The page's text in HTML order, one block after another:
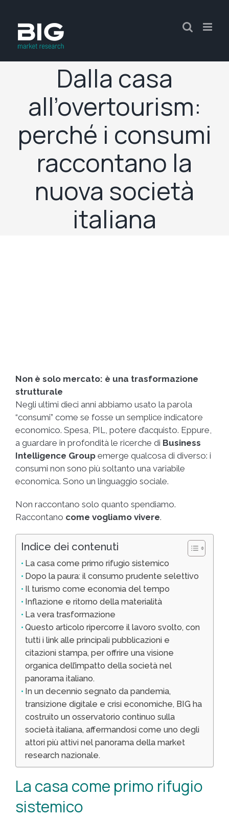
Dalla casa
all’overtourism:
perché i consumi
raccontano la
nuova società
italiana
Non è solo mercato: è una trasformazione
strutturale
Negli ultimi dieci anni abbiamo usato la parola
“consumi” come se fosse un semplice indicatore
economico. Spesa, PIL, potere d’acquisto. Eppure,
a guardare in profondità le ricerche di Business
Intelligence Group emerge qualcosa di diverso: i
consumi non sono più soltanto una variabile
economica. Sono un linguaggio sociale.
Non raccontano solo quanto spendiamo.
Raccontano come vogliamo vivere.
Indice dei contenuti
La casa come primo rifugio sistemico
Dopo la paura: il consumo prudente selettivo
Il turismo come economia del tempo
Inflazione e ritorno della materialità
La vera trasformazione
Questo articolo ripercorre il lavoro svolto, con
tutti i link alle principali pubblicazioni e
citazioni stampa, per offrire una visione
organica dell’impatto della società nel
panorama italiano.
In un decennio segnato da pandemia,
transizione digitale e crisi economiche, BIG ha
costruito un osservatorio continuo sulla
società italiana, affermandosi come uno degli
attori più attivi nel panorama della market
research nazionale.
La casa come primo rifugio
sistemico